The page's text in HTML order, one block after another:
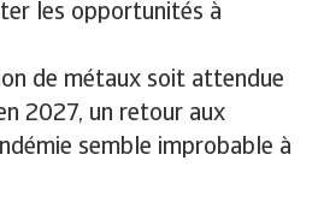
les opportunités à
de métaux soit attendue
2027, un retour aux
semble improbable à